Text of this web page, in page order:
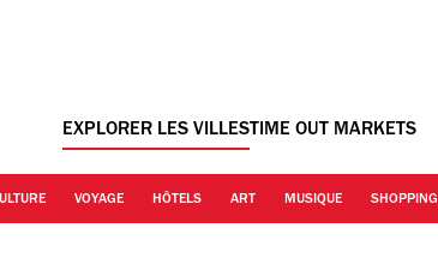
EXPLORER LES VILLESTIME OUT MARKETS
VOYAGE HÔTELS ART MUSIQUE SHOPPING